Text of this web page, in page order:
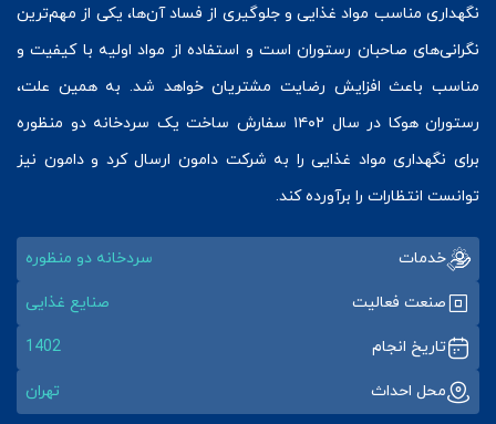
نگهداری مناسب مواد غذایی و جلوگیری از فساد آن‌ها، یکی از مهم‌ترین
نگرانی‌های صاحبان رستوران است و استفاده از مواد اولیه با کیفیت و
مناسب باعث افزایش رضایت مشتریان خواهد شد. به همین علت،
رستوران هوکا در سال ۱۴۰۲ سفارش ساخت یک سردخانه دو منظوره
برای نگهداری مواد غذایی را به شرکت دامون ارسال کرد و دامون نیز
توانست انتظارات را برآورده کند.
خدمات سردخانه دو منظوره
صنعت فعالیت صنایع غذایی
تاریخ انجام 1402
محل احداث تهران